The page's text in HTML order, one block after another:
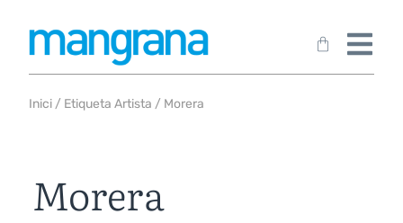
Inici / Etiqueta Artista / Morera
Morera